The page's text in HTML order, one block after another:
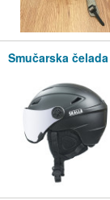
Smučarska